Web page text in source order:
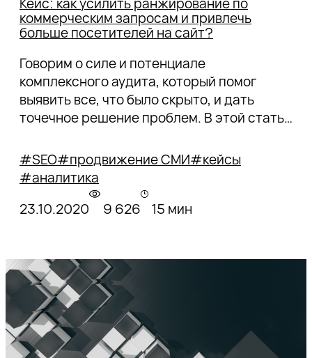
коммерческим запросам и привлечь
больше посетителей на сайт?
Говорим о силе и потенциале
комплексного аудита, который помог
выявить все, что было скрыто, и дать
точечное решение проблем. В этой статье
аудита и выданных после него
рекомендаций на примере
информационно-аналитического портала
IRN.RU.
#SEO#продвижение СМИ#кейсы
#аналитика
23.10.2020
9 626 15 мин